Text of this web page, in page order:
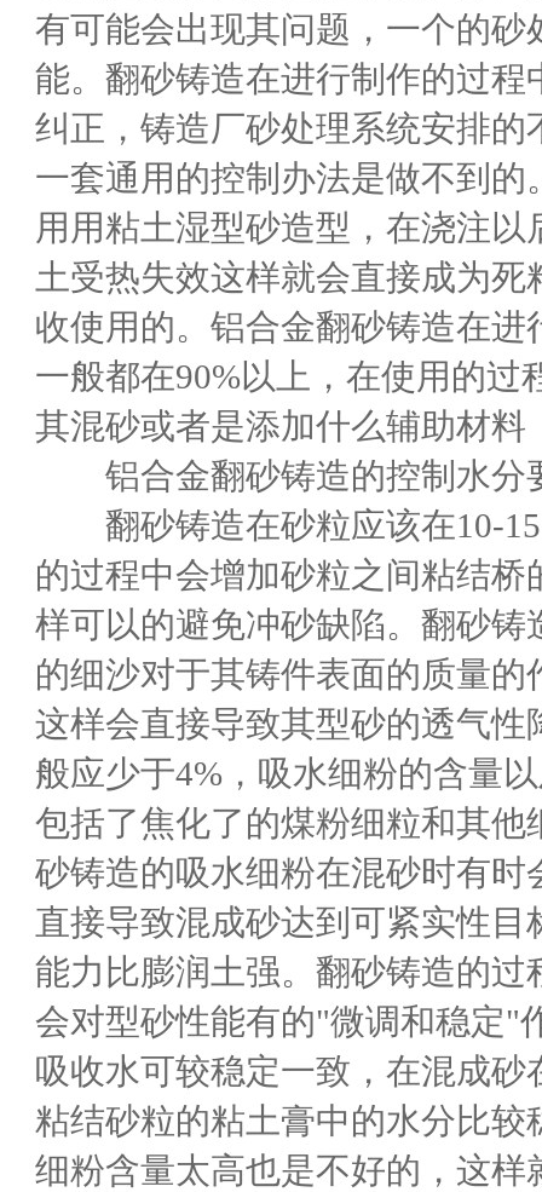
有可能会出现其问题，一个的
能。翻砂铸造在进行制作的过
纠正，铸造厂砂处理系统安排
一套通用的控制办法是做不到
用用粘土湿型砂造型，在浇注
土受热失效这样就会直接成为
收使用的。铝合金翻砂铸造在
一般都在90%以上，在使用的
其混砂或者是添加什么辅助材料
铝合金翻砂铸造的控制水分
翻砂铸造在砂粒应该在10-
的过程中会增加砂粒之间粘结
样可以的避免冲砂缺陷。翻砂
的细沙对于其铸件表面的质量
这样会直接导致其型砂的透气
般应少于4%，吸水细粉的含量
包括了焦化了的煤粉细粒和其
砂铸造的吸水细粉在混砂时有
直接导致混成砂达到可紧实性
能力比膨润土强。翻砂铸造的
会对型砂性能有的"微调和稳定"
吸收水可较稳定一致，在混成
粘结砂粒的粘土膏中的水分比
细粉含量太高也是不好的，这